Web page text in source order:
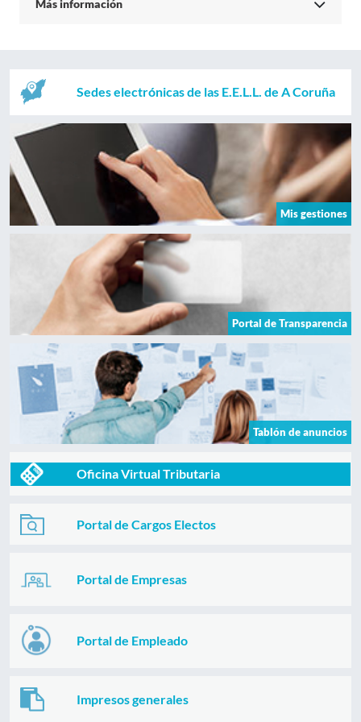
Más información
Sedes electrónicas de las E.E.L.L. de A Coruña
Mis gestiones
Portal de Transparencia
Tablón de anuncios
Oficina Virtual Tributaria
Portal de Cargos Electos
Portal de Empresas
Portal de Empleado
Impresos generales